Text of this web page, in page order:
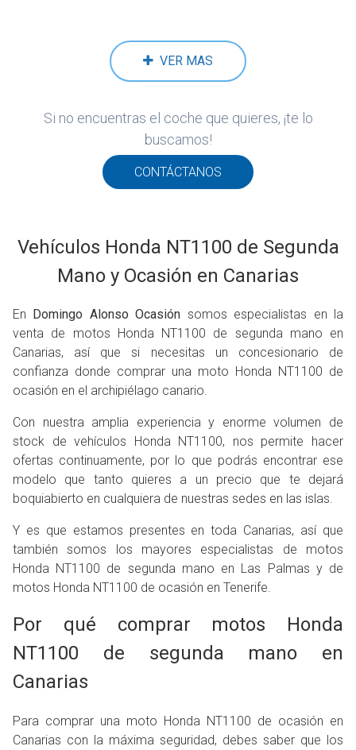
VER MAS
Si no encuentras el coche que quieres, ¡te lo
buscamos!
CONTÁCTANOS
Vehículos Honda NT1100 de Segunda
Mano y Ocasión en Canarias
En Domingo Alonso Ocasión somos especialistas en la
venta de motos Honda NT1100 de segunda mano en
Canarias, así que si necesitas un concesionario de
confianza donde comprar una moto Honda NT1100 de
ocasión en el archipiélago canario.
Con nuestra amplia experiencia y enorme volumen de
stock de vehículos Honda NT1100, nos permite hacer
ofertas continuamente, por lo que podrás encontrar ese
modelo que tanto quieres a un precio que te dejará
boquiabierto en cualquiera de nuestras sedes en las islas.
Y es que estamos presentes en toda Canarias, así que
también somos los mayores especialistas de motos
Honda NT1100 de segunda mano en Las Palmas y de
motos Honda NT1100 de ocasión en Tenerife.
Por qué comprar motos Honda
NT1100 de segunda mano en
Canarias
Para comprar una moto Honda NT1100 de ocasión en
Canarias con la máxima seguridad, debes saber que los